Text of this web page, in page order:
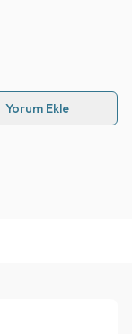
Yorum Ekle